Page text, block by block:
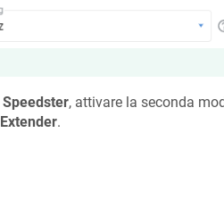
Speedster, attivare la seconda
Extender.